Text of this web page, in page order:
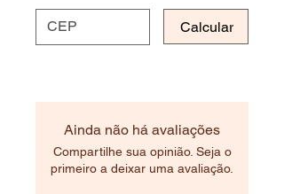
Calcular
Ainda não há avaliações
Compartilhe sua opinião. Seja o
primeiro a deixar uma avaliação.